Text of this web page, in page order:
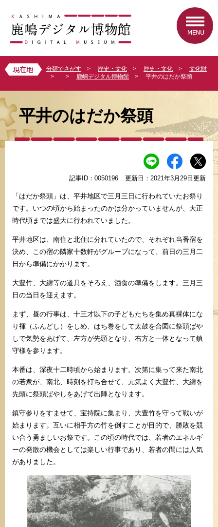
頭
で
飛
ば
本
文
へ
分類でさがす > 歴史・文化 > 歴史・文化 >
文化財
>
> 鹿嶋デジタル博物館 > 平井のはだか祭頭
文
平井のはだか祭頭
記事ID：0050196 更新日：2021年3月29日更新
「はだか祭頭」は、平井地区で三月三日に行われていたお祭り
です。いつの頃から始まったのかは分かっていませんが、大正
時代頃までは盛大に行われていました。
平井地区は、南住と北住に分れていたので、それぞれ当番宿を
決め、この宿の隣家十数軒がグループになって、前日の三月二
日から準備にかかります。
大豊竹、大纏等の道具をそろえ、酒食の準備をします。三月三
日の当日を迎えます。
まず、昼の行事は、十三才以下の子どもたちを集め真裸体にな
り褌（ふんどし）をしめ、はち巻をして太鼓を合図に祭頭ばや
しで気勢をあげて、左方が先頭となり、右方と一体となって鎮
守様を参ります。
本番は、深夜十二時頃から始まります。次第に集って来た南北
の若衆が、南北、時刻を打ち合せて、元気よく大豊竹、大纏を
先頭に祭頭ばやしをあげて出陣となります。
鎮守参りをすませて、宝持院に集まり、大豊竹を守って戦いが
始まります。互いに相手方の竹を倒すことが目的で、勝敗を競
い合う勇ましいお祭です。この頃の時代では、若者のエネルギ
ーの発散の機会としては楽しい行事であり、若者の間には人気
がありました。